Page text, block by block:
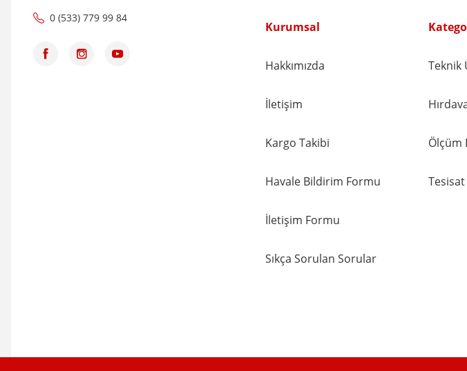
3/4'' Eko - Sarı Saat-Sayaç Rekoru - NVS2902
140,62 TL
3/4'' Eko Uzun Köşeli - Sarı Saat-Sayaç Rekoru - NVS2907
0 (533) 779 99 84
Kurumsal
Hakkımızda
İletişim
Kargo Takibi
Havale Bildirim Formu
İletişim Formu
Sıkça Sorulan Sorular
Teknik
Ölçüm